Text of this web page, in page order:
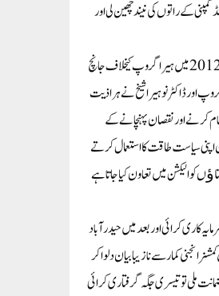
کمپنی کے راتوں کی نیند چھین لی اور
سیاست و لیڈر شپ : مندرجہ بالا تمام سیکٹر میں ڈاکٹر نوہیرا شیخ اور ہیرا گروپ کی بے پایاں کامیابی نے اسد اویسی کو ذہنی دیوالیہ بنا دیا اور اسد اویسی نے 2012 میں ہیرا گروپ کیخلاف جانچ
اور ڈاکٹر نوہیرا شیخ نے ہر اذیت
کرنے اور نقصان پہنچانے کے
اپنی سیاست طاقت کا استعمال کرتے
الیکشن میں تعاون کیا جاتا ہے
کاری کرائی اور بعد میں حیدر آباد
انجنی کمار سے نازیبا بیان دلوا کر
ملی تو تیسری جگہ گرفتاری کرائی